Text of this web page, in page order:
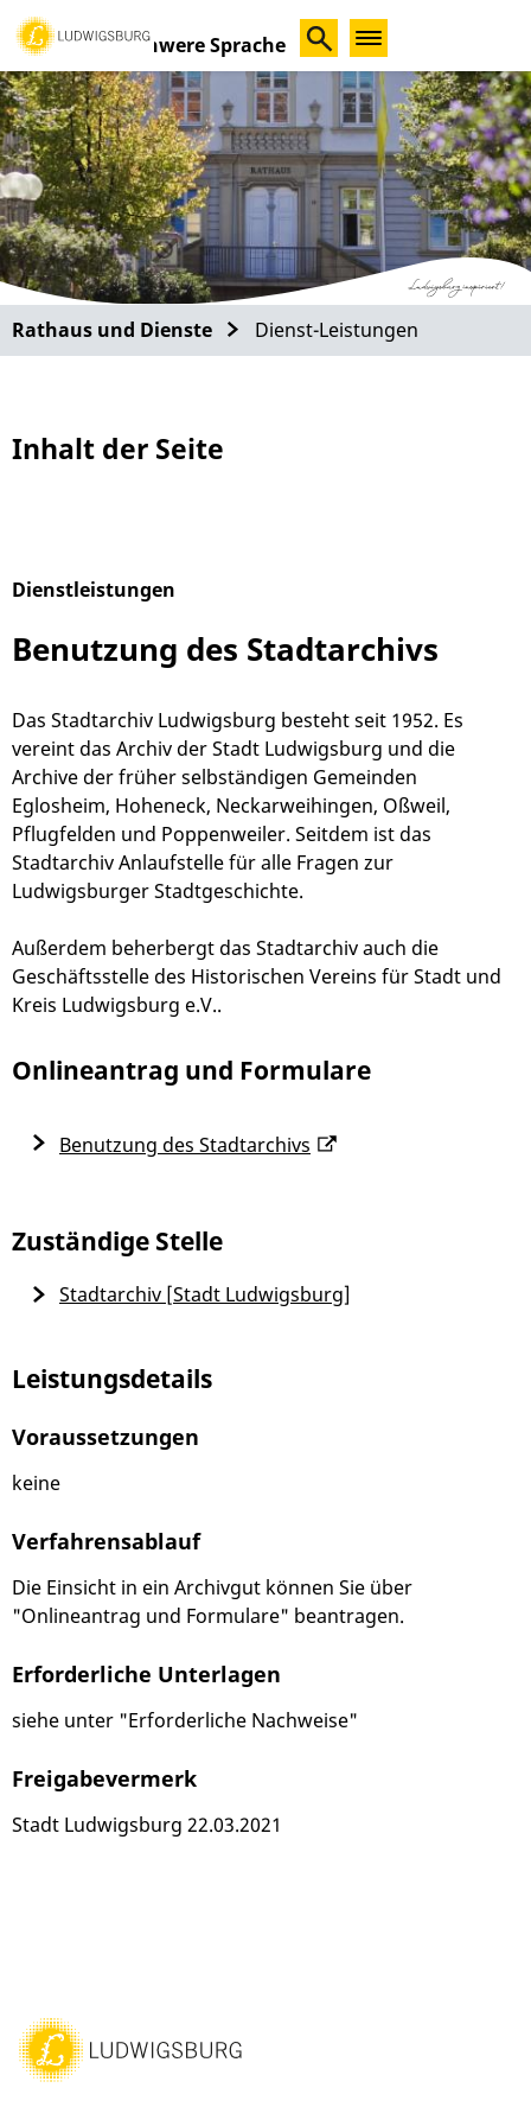
Schwere Sprache
Rathaus und Dienste Dienst-Leistungen
Inhalt der Seite
Dienstleistungen
Benutzung des Stadtarchivs
Das Stadtarchiv Ludwigsburg besteht seit 1952. Es
vereint das Archiv der Stadt Ludwigsburg und die
Archive der früher selbständigen Gemeinden
Eglosheim, Hoheneck, Neckarweihingen, Oßweil,
Pflugfelden und Poppenweiler. Seitdem ist das
Stadtarchiv Anlaufstelle für alle Fragen zur
Ludwigsburger Stadtgeschichte.
Außerdem beherbergt das Stadtarchiv auch die
Geschäftsstelle des Historischen Vereins für Stadt und
Kreis Ludwigsburg e.V..
Onlineantrag und Formulare
Benutzung des Stadtarchivs
Zuständige Stelle
Stadtarchiv [Stadt Ludwigsburg]
Leistungsdetails
Voraussetzungen
keine
Verfahrensablauf
Die Einsicht in ein Archivgut können Sie über
"Onlineantrag und Formulare" beantragen.
Erforderliche Unterlagen
siehe unter "Erforderliche Nachweise"
Freigabevermerk
Stadt Ludwigsburg 22.03.2021